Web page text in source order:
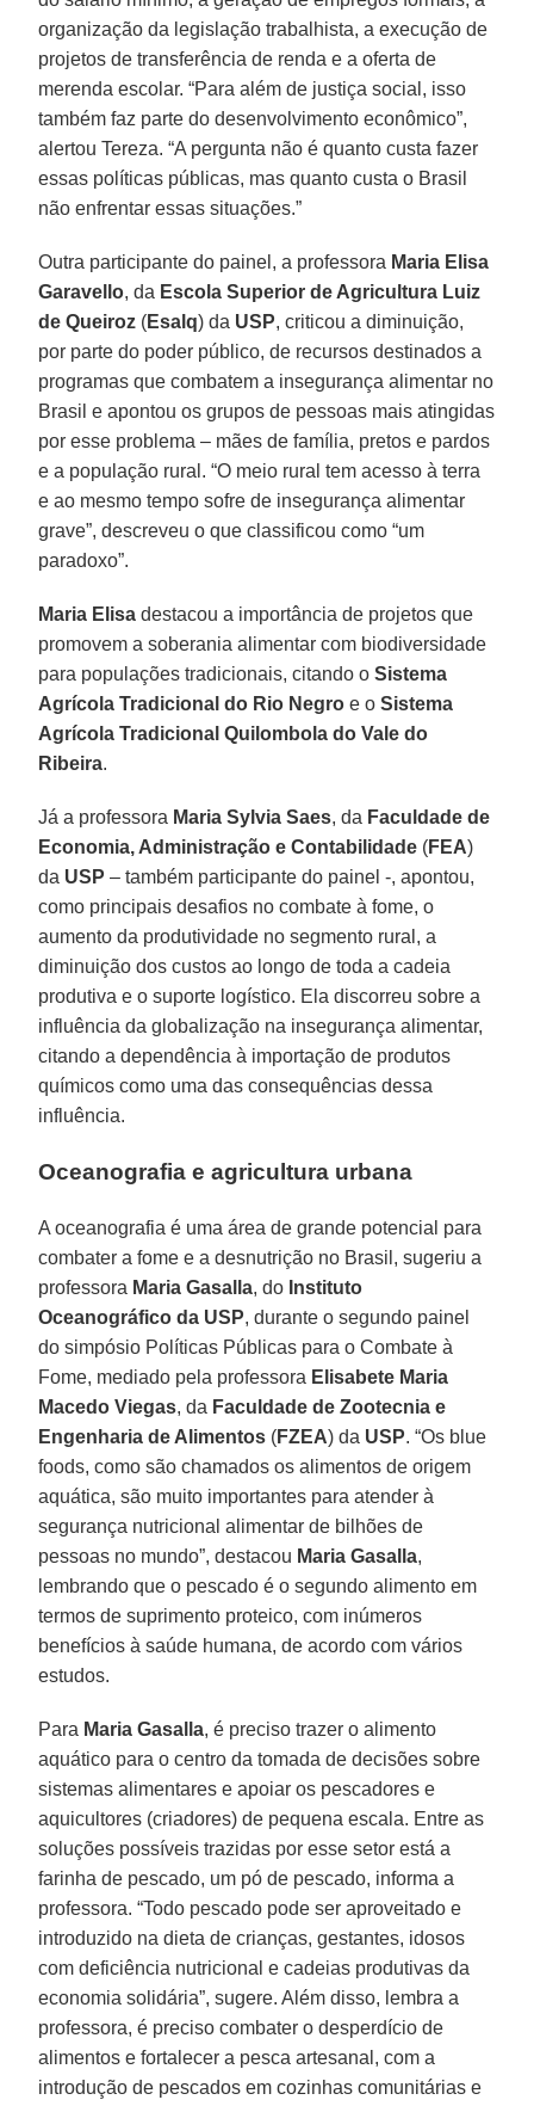
organização da legislação trabalhista, a execução de
projetos de transferência de renda e a oferta de
merenda escolar. “Para além de justiça social, isso
também faz parte do desenvolvimento econômico”,
alertou Tereza. “A pergunta não é quanto custa fazer
essas políticas públicas, mas quanto custa o Brasil
não enfrentar essas situações.”
Outra participante do painel, a professora Maria Elisa
Garavello, da Escola Superior de Agricultura Luiz
de Queiroz (Esalq) da USP, criticou a diminuição,
por parte do poder público, de recursos destinados a
programas que combatem a insegurança alimentar no
Brasil e apontou os grupos de pessoas mais atingidas
por esse problema – mães de família, pretos e pardos
e a população rural. “O meio rural tem acesso à terra
e ao mesmo tempo sofre de insegurança alimentar
grave”, descreveu o que classificou como “um
paradoxo”.
Maria Elisa destacou a importância de projetos que
promovem a soberania alimentar com biodiversidade
para populações tradicionais, citando oSistema
Agrícola Tradicional do Rio Negro e oSistema
Agrícola Tradicional Quilombola do Vale do
Ribeira.
Já a professora Maria Sylvia Saes, da Faculdade de
Economia, Administração e Contabilidade (FEA)
da USP – também participante do painel -, apontou,
como principais desafios no combate à fome, o
aumento da produtividade no segmento rural, a
diminuição dos custos ao longo de toda a cadeia
produtiva e o suporte logístico. Ela discorreu sobre a
influência da globalização na insegurança alimentar,
citando a dependência à importação de produtos
químicos como uma das consequências dessa
influência.
Oceanografia e agricultura urbana
A oceanografia é uma área de grande potencial para
combater a fome e a desnutrição no Brasil, sugeriu a
professora Maria Gasalla, do Instituto
Oceanográfico da USP, durante o segundo painel
do simpósio Políticas Públicas para o Combate à
Fome, mediado pela professora Elisabete Maria
Macedo Viegas, da Faculdade de Zootecnia e
Engenharia de Alimentos (FZEA) da USP. “Os blue
foods, como são chamados os alimentos de origem
aquática, são muito importantes para atender à
segurança nutricional alimentar de bilhões de
pessoas no mundo”, destacou Maria Gasalla,
lembrando que o pescado é o segundo alimento em
termos de suprimento proteico, com inúmeros
benefícios à saúde humana, de acordo com vários
estudos.
Para Maria Gasalla, é preciso trazer o alimento
aquático para o centro da tomada de decisões sobre
sistemas alimentares e apoiar os pescadores e
aquicultores (criadores) de pequena escala. Entre as
soluções possíveis trazidas por esse setor está a
farinha de pescado, um pó de pescado, informa a
professora. “Todo pescado pode ser aproveitado e
introduzido na dieta de crianças, gestantes, idosos
com deficiência nutricional e cadeias produtivas da
economia solidária”, sugere. Além disso, lembra a
professora, é preciso combater o desperdício de
alimentos e fortalecer a pesca artesanal, com a
introdução de pescados em cozinhas comunitárias e